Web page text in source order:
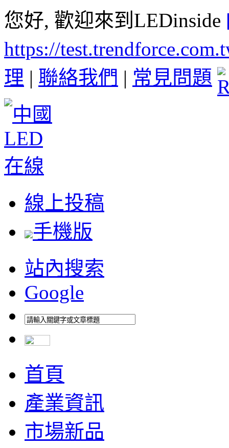
您好, 歡迎來到LEDinside
https://
理 | 聯絡我們 | 常見問題
線上投稿
手機版
站內搜索
Google
首頁
產業資訊
市場新品